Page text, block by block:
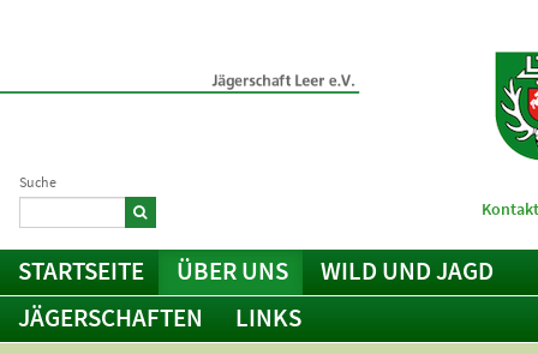
Suche
STARTSEITE ÜBER UNS
WILD UND JAGD
JÄGERSCHAFTEN
LINKS